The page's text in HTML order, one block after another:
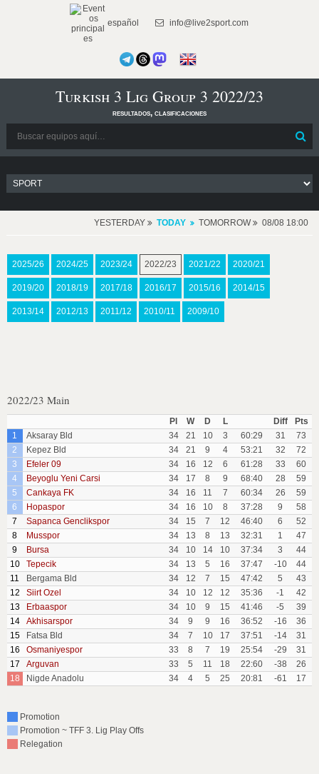
español info@live2sport.com
Turkish 3 Lig Group 3 2022/23
resultados, clasificaciones
YESTERDAY TODAY TOMORROW 08/08 18:00
2025/26 2024/25 2023/24 2022/23 2021/22 2020/21
2019/20 2018/19 2017/18 2016/17 2015/16 2014/15
2013/14 2012/13 2011/12 2010/11 2009/10
2022/23 Main
Pl W D L Diff
Pts
1
Aksaray Bld 34 21 10 3 60:29 31
73
2
Kepez Bld 34 21 9 4 53:21 32
72
3
Efeler 09 34 16 12 6 61:28 33
60
4
Beyoglu Yeni Carsi 34 17 8 9 68:40 28
59
5
Cankaya FK 34 16 11 7 60:34 26
59
6
Hopaspor 34 16 10 8 37:28 9
58
7
Sapanca Genclikspor 34 15 7 12 46:40 6
52
8
Musspor 34 13 8 13 32:31 1
47
9
Bursa 34 10 14 10 37:34 3
44
10
Tepecik 34 13 5 16 37:47 -10
44
11
Bergama Bld 34 12 7 15 47:42 5
43
12
Siirt Ozel 34 10 12 12 35:36 -1
42
13
Erbaaspor 34 10 9 15 41:46 -5
39
14
Akhisarspor 34 9 9 16 36:52 -16
36
15
Fatsa Bld 34 7 10 17 37:51 -14
31
16
Osmaniyespor 33 8 7 19 25:54 -29
31
17
Arguvan 33 5 11 18 22:60 -38
26
18
Nigde Anadolu 34 4 5 25 20:81 -61 17
Promotion
Promotion ~ TFF 3. Lig Play Offs
Relegation